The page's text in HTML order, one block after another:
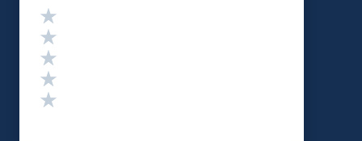
Valutazione